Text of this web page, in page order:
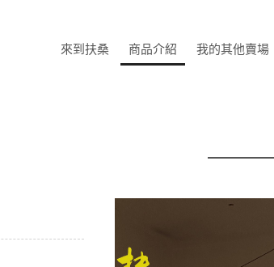
來到扶桑 商品介紹 我的其他賣場